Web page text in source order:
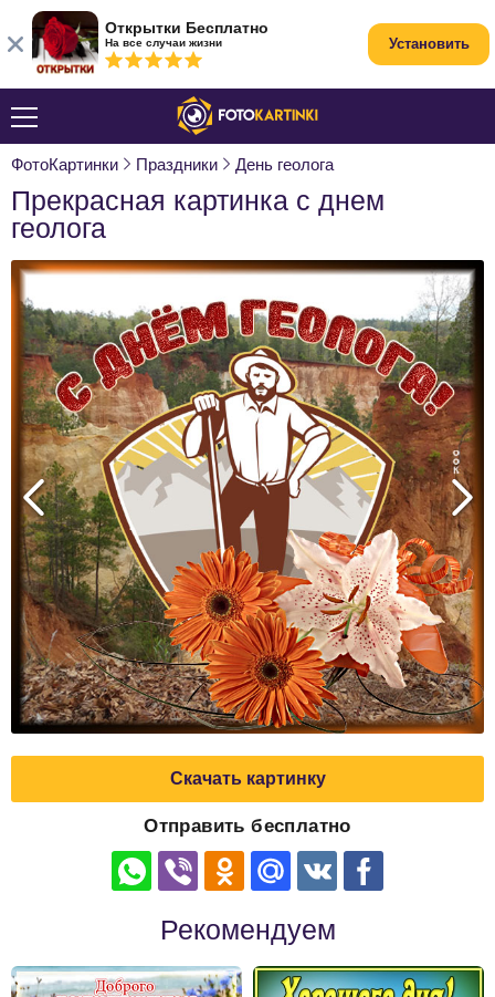
ФотоКартинки Праздники День геолога
Прекрасная картинка с днем
геолога
Скачать картинку
Отправить бесплатно
Рекомендуем
Открытки Бесплатно
На все случаи жизни Установить